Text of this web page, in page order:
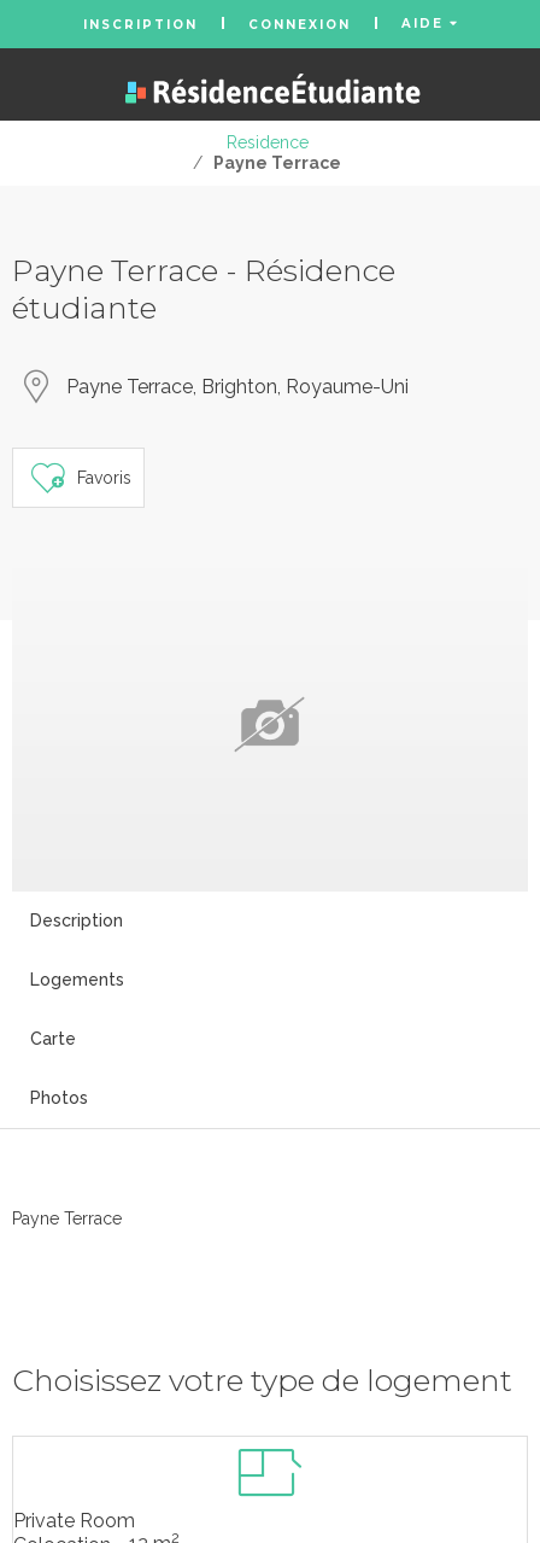
INSCRIPTION CONNEXION AIDE
Residence
/
Payne Terrace
Payne Terrace - Résidence
étudiante
Payne Terrace, Brighton, Royaume-Uni
Favoris
Description
Logements
Carte
Photos
Payne Terrace
Choisissez votre type de logement
Private Room
2